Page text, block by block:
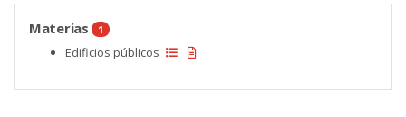
Materias 1
Edificios públicos